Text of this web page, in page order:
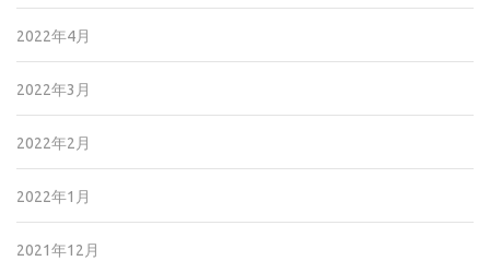
2022年4月
2022年3月
2022年2月
2022年1月
2021年12月